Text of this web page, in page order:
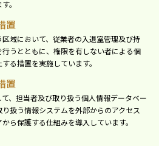
。
置
域において、従業者の⼊退室管理及び持
うとともに、権限を有しない者による個
る措置を実施しています。
置
、担当者及び取り扱う個⼈情報データベー
扱う情報システムを外部からのアクセス
ら保護する仕組みを導⼊しています。